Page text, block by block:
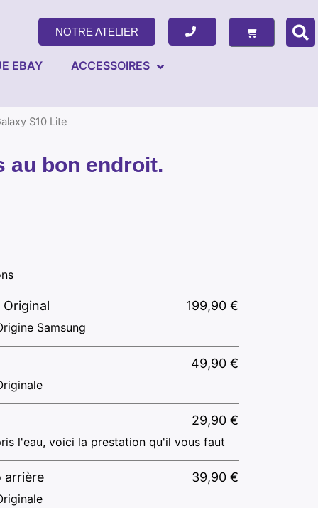
NOTRE ATELIER
EBAY ACCESSOIRES
S10 Lite
au bon endroit.
199,90 €
Samsung
49,90 €
29,90 €
l'eau, voici la prestation qu'il vous faut
arrière 39,90 €